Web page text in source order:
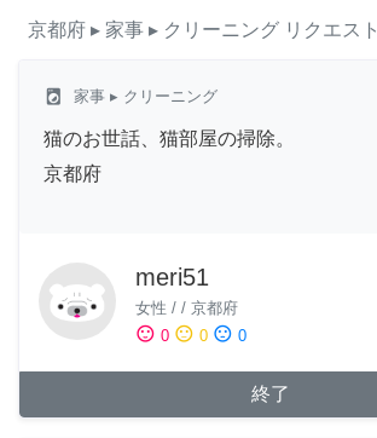
京都府 ▸ 家事 ▸ クリーニング リクエスト
local_laundry_service 家事 ▸ クリーニング
猫のお世話、猫部屋の掃除。
京都府
meri51
女性 / / 京都府
sentiment_satisfied 0 sentiment_neutral 0 sentiment_dissatisfied 0
終了